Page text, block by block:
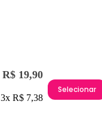
R$ 19,90
3x R$ 7,38
Selecionar